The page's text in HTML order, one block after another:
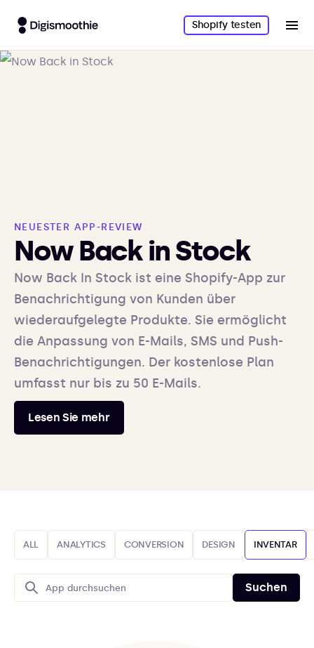
Shopify testen
NEUESTER APP-REVIEW
Now Back in Stock
Now Back In Stock ist eine Shopify-App zur
Benachrichtigung von Kunden über
wiederaufgelegte Produkte. Sie ermöglicht
die Anpassung von E-Mails, SMS und Push-
Benachrichtigungen. Der kostenlose Plan
umfasst nur bis zu 50 E-Mails.
Lesen Sie mehr
ALL ANALYTICS CONVERSION DESIGN INVENTAR